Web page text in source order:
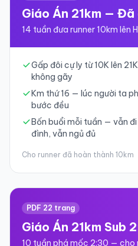
Giáo Án 21km — Đã
14 tuần đưa runner 10km lên
Gấp đôi cự ly từ 10K lên
không gãy
Km thứ 16 — lúc người ta
bước đều
Bốn buổi mỗi tuần — vẫn
đình, vẫn ngủ đủ
Cho runner đã hoàn thành 10km
PDF 22 trang
Giáo Án 21km Sub
10 tuần phá mốc 2:30 — cho